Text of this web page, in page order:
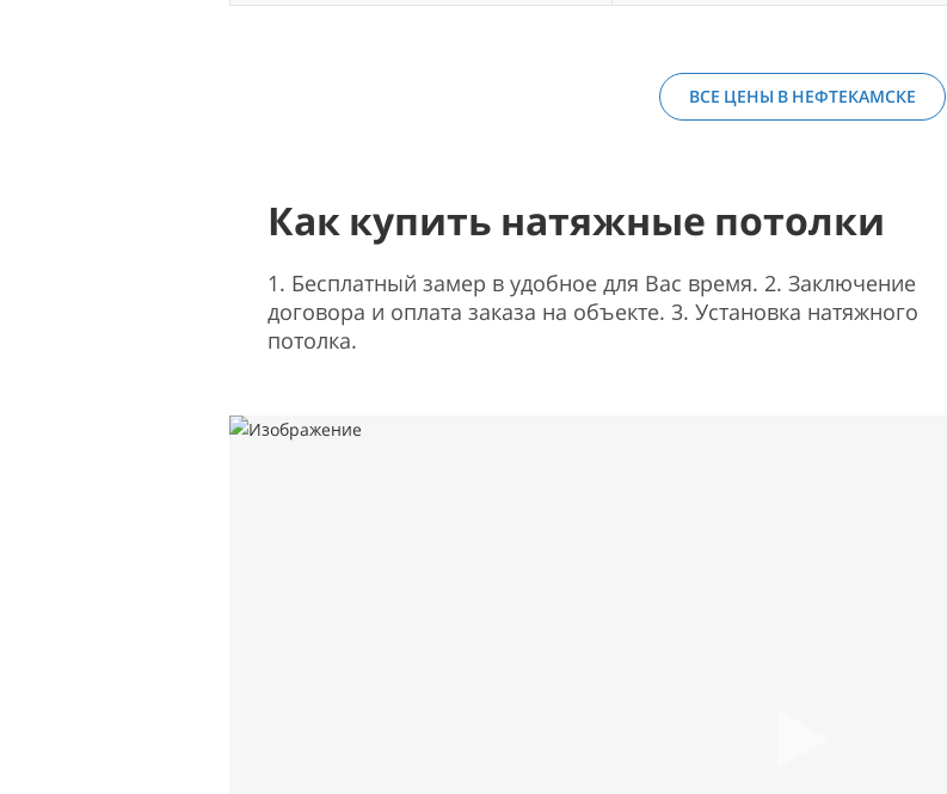
ВСЕ ЦЕНЫ В НЕФТЕКАМСКЕ
Как купить натяжные потолки
1. Бесплатный замер в удобное для Вас время. 2. Заключение
договора и оплата заказа на объекте. 3. Установка натяжного
потолка.